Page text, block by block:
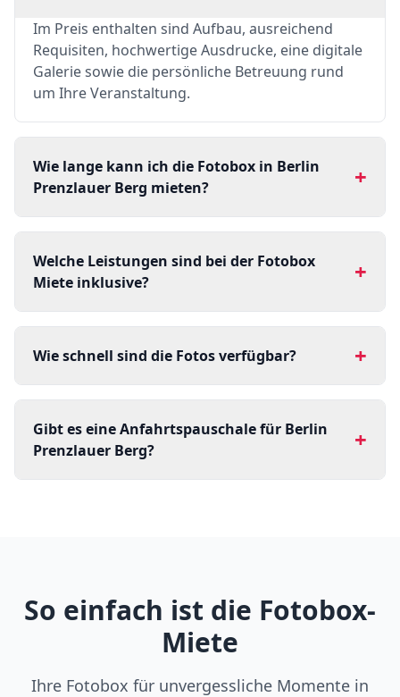
Im Preis enthalten sind Aufbau, ausreichend
Requisiten, hochwertige Ausdrucke, eine digitale
Galerie sowie die persönliche Betreuung rund
um Ihre Veranstaltung.
Wie lange kann ich die Fotobox in Berlin
Prenzlauer Berg mieten?
+
Welche Leistungen sind bei der Fotobox
Miete inklusive?
+
Wie schnell sind die Fotos verfügbar? +
Gibt es eine Anfahrtspauschale für Berlin
Prenzlauer Berg?
+
So einfach ist die Fotobox-
Miete
Ihre Fotobox für unvergessliche Momente in